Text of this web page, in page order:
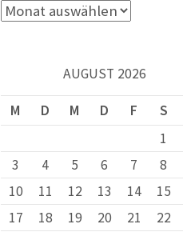
A
i
v
AUGUST 2026
M D M D F S
1
3
4 5 6 7 8
10
11 12 13 14 15
17
18 19 20 21 22